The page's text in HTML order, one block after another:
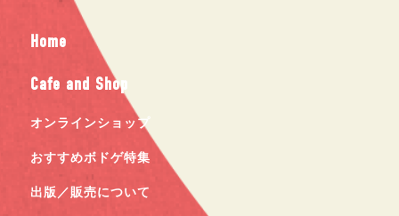
Home
Cafe and Shop
オンラインショップ
おすすめボドゲ特集
出版／販売について